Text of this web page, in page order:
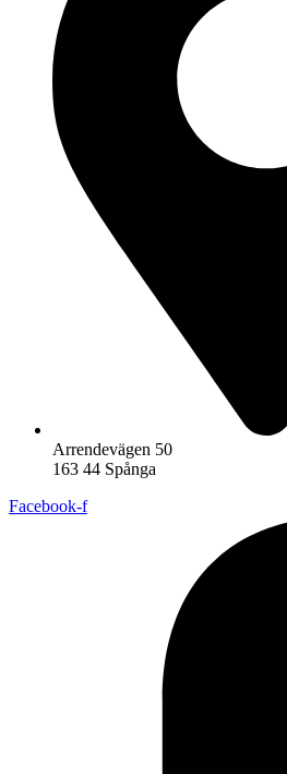
Arrendevägen 50
163 44 Spånga
Facebook-f